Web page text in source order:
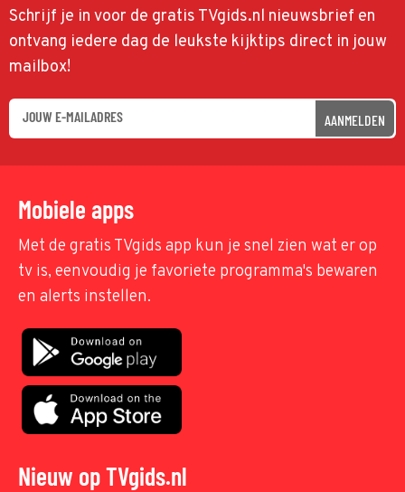
Schrijf je in voor de gratis TVgids.nl nieuwsbrief en
ontvang iedere dag de leukste kijktips direct in jouw
mailbox!
AANMELDEN
Mobiele apps
Met de gratis TVgids app kun je snel zien wat er op
tv is, eenvoudig je favoriete programma's bewaren
en alerts instellen.
Nieuw op TVgids.nl